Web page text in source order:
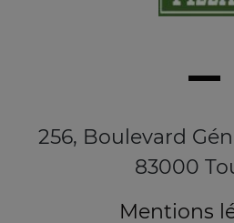
256, Boulevard
83000
Mentions